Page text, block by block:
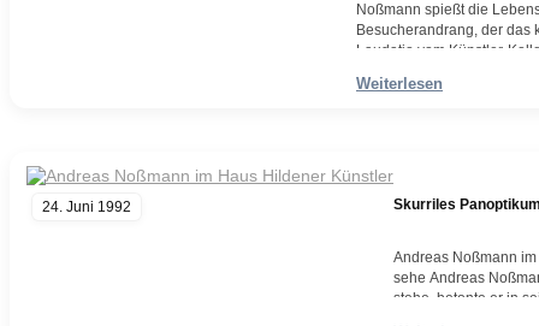
Noßmann spießt die
Besucherandrang, der das
Laudatio vom Künstler-
gebürtige…
Weiterlesen
24. Juni 1992 Skurriles
Andreas Noßmann
sehe Andreas
stehe, betonte er in